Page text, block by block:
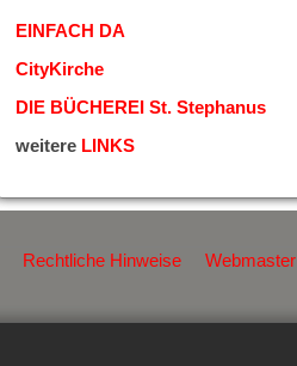
EINFACH DA
CityKirche
DIE BÜCHEREI St. Stephanus
weitere LINKS
Rechtliche Hinweise Webmaster